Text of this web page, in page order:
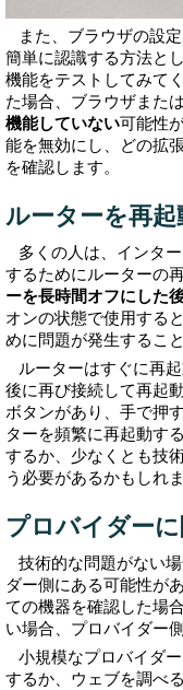
また、ブラウザの設
簡単に認識する方法と
機能をテストしてみて
た場合、ブラウザまた
機能していない可能性
能を無効にし、どの拡
を確認します。
ルーターを再
多くの人は、インタ
するためにルーターの
ーを長時間オフにした
オンの状態で使用する
めに問題が発生するこ
ルーターはすぐに再
後に再び接続して再起
ボタンがあり、手で押
ターを頻繁に再起動す
するか、少なくとも技
う必要があるかもしれま
プロバイダー
技術的な問題がない
ダー側にある可能性が
ての機器を確認した場
い場合、プロバイダー
小規模なプロバイダ
するか、ウェブを調べ